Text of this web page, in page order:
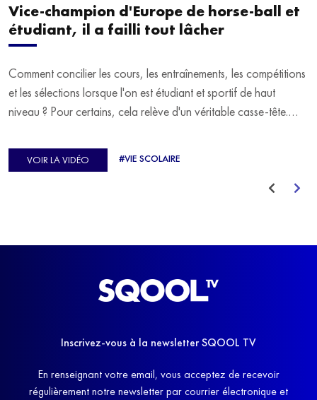
Vice-champion d'Europe de horse-ball et
étudiant, il a failli tout lâcher
Comment concilier les cours, les entraînements, les compétitions
et les sélections lorsque l'on est étudiant et sportif de haut
niveau ? Pour certains, cela relève d'un véritable casse-tête.
d'Europe de Horse-ball, qui a failli abandonner ses études
avant de trouver un nouvel équilibre.
VOIR LA VIDÉO #VIE SCOLAIRE
Inscrivez-vous à la newsletter SQOOL TV
En renseignant votre email, vous acceptez de recevoir
régulièrement notre newsletter par courrier électronique et